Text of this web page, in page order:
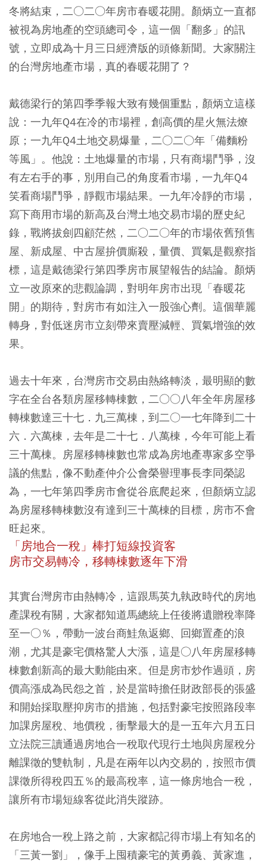
冬將結束，二○二○年房市春暖花開。顏炳立一直都
被視為房地產的空頭總司令，這一個「翻多」的訊
號，立即成為十月三日經濟版的頭條新聞。大家關注
的台灣房地產市場，真的春暖花開了？
戴德梁行的第四季季報大致有幾個重點，顏炳立這樣
說：一九年Q4在冷的市場裡，創高價的星火無法燎
原；一九年Q4土地交易爆量，二○二○年「備麵粉
等風」。他說：土地爆量的市場，只有商場鬥爭，沒
有左右手的事，別用自己的角度看市場，一九年Q4
笑看商場鬥爭，靜觀市場結果。一九年冷靜的市場，
寫下商用市場的新高及台灣土地交易市場的歷史紀
錄，戰將拔劍四顧茫然，二○二○年的市場依舊預售
屋、新成屋、中古屋拚價廝殺，量價、買氣是觀察指
標，這是戴德梁行第四季房市展望報告的結論。顏炳
立一改原來的悲觀論調，對明年房市出現「春暖花
開」的期待，對房市有如注入一股強心劑。這個華麗
轉身，對低迷房市立刻帶來賣壓減輕、買氣增強的效
果。
過去十年來，台灣房市交易由熱絡轉淡，最明顯的數
字在全台各類房屋移轉棟數，二○○八年全年房屋移
轉棟數達三十七．九三萬棟，到二○一七年降到二十
六．六萬棟，去年是二十七．八萬棟，今年可能上看
三十萬棟。房屋移轉棟數也常成為房地產專家多空爭
議的焦點，像不動產仲介公會榮譽理事長李同榮認
為，一七年第四季房市會從谷底爬起來，但顏炳立認
為房屋移轉棟數沒有達到三十萬棟的目標，房市不會
旺起來。
「房地合一稅」棒打短線投資客
房市交易轉冷，移轉棟數逐年下滑
其實台灣房市由熱轉冷，這跟馬英九執政時代的房地
產課稅有關，大家都知道馬總統上任後將遺贈稅率降
至一○％，帶動一波台商鮭魚返鄉、回鄉置產的浪
潮，尤其是豪宅價格驚人大漲，這是○八年房屋移轉
棟數創新高的最大動能由來。但是房市炒作過頭，房
價高漲成為民怨之首，於是當時擔任財政部長的張盛
和開始採取壓抑房市的措施，包括對豪宅按照路段率
加課房屋稅、地價稅，衝擊最大的是一五年六月五日
立法院三讀通過房地合一稅取代現行土地與房屋稅分
離課徵的雙軌制，凡是在兩年以內交易的，按照市價
課徵所得稅四五％的最高稅率，這一條房地合一稅，
讓所有市場短線客從此消失蹤跡。
在房地合一稅上路之前，大家都記得市場上有知名的
「三黃一劉」，像手上囤積豪宅的黃勇義、黃家進，